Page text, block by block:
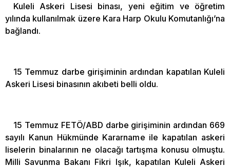
Kuleli Askeri Lisesi binası, yeni eğitim ve öğretim
yılında kullanılmak üzere Kara Harp Okulu Komutanlığı’na
bağlandı.
15 Temmuz darbe girişiminin ardından kapatılan Kuleli
Askeri Lisesi binasının akıbeti belli oldu.
15 Temmuz FETÖ/ABD darbe girişiminin ardından 669
sayılı Kanun Hükmünde Kararname ile kapatılan askeri
liselerin binalarının ne olacağı tartışma konusu olmuştu.
Milli Savunma Bakanı Fikri Işık, kapatılan Kuleli Askeri